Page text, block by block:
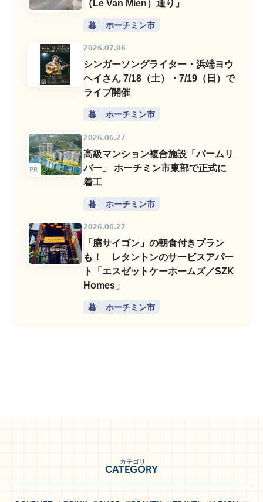
（Le Van Mien）通り」
暮 ホーチミン市
2026.07.06
シンガーソングライター・浜端ヨウ
ヘイさん 7/18（土）・7/19（日）で
ライブ開催
暮 ホーチミン市
2026.06.27
高級マンション複合施設「パームリ
バー」 ホーチミン市東部で正式に
着工
暮 ホーチミン市
2026.06.27
「膳サイゴン」の朝食付きプラン
も！ レタントンのサービスアパー
ト「エスゼットケーホームズ／SZK
Homes」
暮 ホーチミン市
CATEGORY
カテゴリ